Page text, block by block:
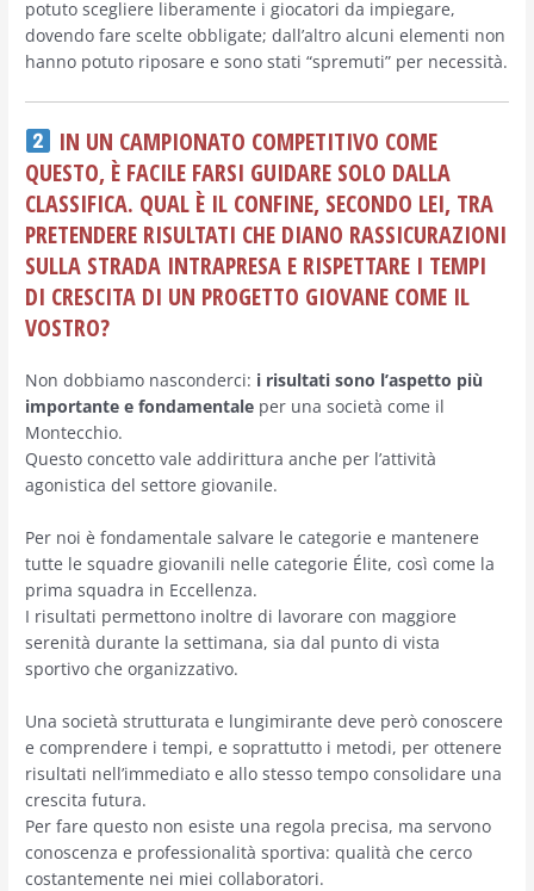
potuto scegliere liberamente i giocatori da impiegare,
dovendo fare scelte obbligate; dall’altro alcuni elementi non
hanno potuto riposare e sono stati “spremuti” per necessità.
IN UN CAMPIONATO COMPETITIVO COME
QUESTO, È FACILE FARSI GUIDARE SOLO DALLA
CLASSIFICA. QUAL È IL CONFINE, SECONDO LEI, TRA
PRETENDERE RISULTATI CHE DIANO RASSICURAZIONI
SULLA STRADA INTRAPRESA E RISPETTARE I TEMPI
DI CRESCITA DI UN PROGETTO GIOVANE COME IL
VOSTRO?
Non dobbiamo nasconderci: i risultati sono l’aspetto più
importante e fondamentale per una società come il
Montecchio.
Questo concetto vale addirittura anche per l’attività
agonistica del settore giovanile.
Per noi è fondamentale salvare le categorie e mantenere
tutte le squadre giovanili nelle categorie Élite, così come la
prima squadra in Eccellenza.
I risultati permettono inoltre di lavorare con maggiore
serenità durante la settimana, sia dal punto di vista
sportivo che organizzativo.
Una società strutturata e lungimirante deve però conoscere
e comprendere i tempi, e soprattutto i metodi, per ottenere
risultati nell’immediato e allo stesso tempo consolidare una
crescita futura.
Per fare questo non esiste una regola precisa, ma servono
conoscenza e professionalità sportiva: qualità che cerco
costantemente nei miei collaboratori.